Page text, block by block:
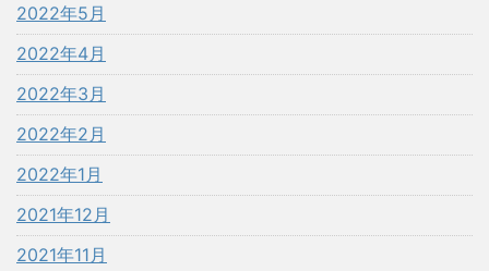
2022年5月
2022年4月
2022年3月
2022年2月
2022年1月
2021年12月
2021年11月